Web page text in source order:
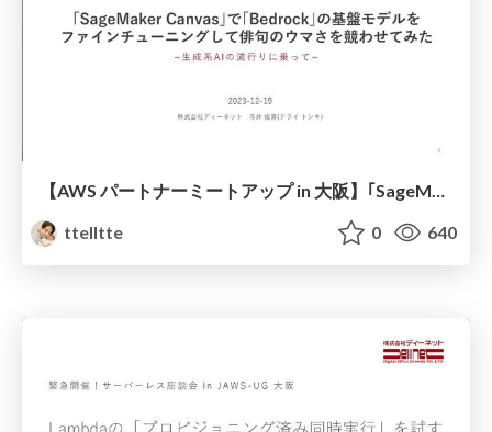
【AWS パートナーミートアップ in 大阪】｢SageMaker Canvas｣で｢Bedrock｣の基盤モデルをファインチューニングして俳句のウマさを競わせてみた_DENET寺井_20231219
ttelltte
0 640